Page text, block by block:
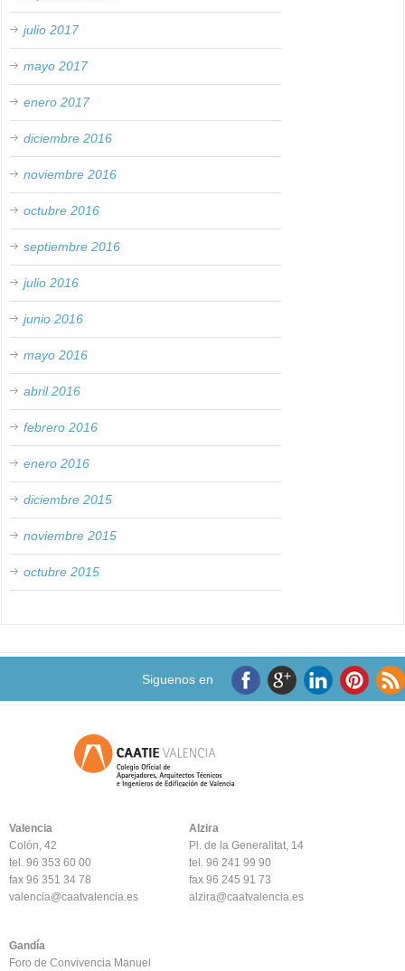
julio 2017
mayo 2017
enero 2017
diciembre 2016
noviembre 2016
octubre 2016
septiembre 2016
julio 2016
junio 2016
mayo 2016
abril 2016
febrero 2016
enero 2016
diciembre 2015
noviembre 2015
octubre 2015
Siguenos en
Valencia
Colón, 42
tel. 96 353 60 00
fax 96 351 34 78
valencia@caatvalencia.es
Alzira
Pl. de la Generalitat, 14
tel. 96 241 99 90
fax 96 245 91 73
alzira@caatvalencia.es
Gandía
Foro de Convivencia Manuel